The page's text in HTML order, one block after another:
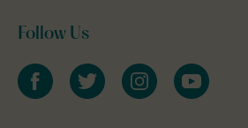
Follow Us
facebooktwitter instagramyoutube